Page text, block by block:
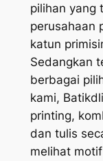
pilihan yang
perusahaan
katun
Sedangkan
berbagai
kami,
printing,
dan tulis
melihat